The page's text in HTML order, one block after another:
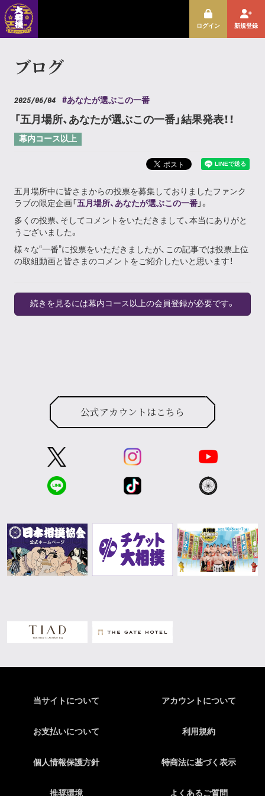
ログイン 新規登録
ブログ
2025/06/04 #あなたが選ぶこの一番
「五月場所、あなたが選ぶこの一番」結果発表！！
幕内コース以上
五月場所中に皆さまからの投票を募集しておりましたファンク
ラブの限定企画「 五月場所、あなたが選ぶこの一番 」。
多くの投票、そしてコメントをいただきまして、本当にありがと
うございました。
様々な“一番”に投票をいただきましたが、この記事では投票上位
の取組動画と皆さまのコメントをご紹介したいと思います！
続きを見るには幕内コース以上の会員登録が必要です。
公式アカウントはこちら
当サイトについて アカウントについて
お支払いについて 利用規約
個人情報保護方針 特商法に基づく表示
推奨環境 よくあるご質問